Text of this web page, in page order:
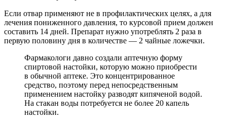
Если отвар применяют не в профилактических целях, а для
лечения пониженного давления, то курсовой прием должен
составить 14 дней. Препарат нужно употреблять 2 раза в
первую половину дня в количестве — 2 чайные ложечки.
Фармакологи давно создали аптечную форму
спиртовой настойки, которую можно приобрести
в обычной аптеке. Это концентрированное
средство, поэтому перед непосредственным
применением настойку разводят кипяченой водой.
На стакан воды потребуется не более 20 капель
настойки.